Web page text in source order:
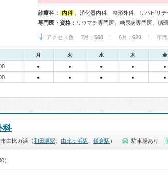
診療科： 内科
、消化器内科、整形外科、リハビリ
専門医・資格：
アクセス数 7月： 568 | 6月： 620 | 年間
月 火 水 木 金
● ● ● ● ●
● ● ● ● ●
科
由比ガ浜（和田塚駅 由比ヶ浜駅 鎌倉駅 ） 駐車場あり
）